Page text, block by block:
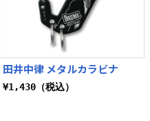
田井中律 メタルカラビナ
¥1,430（税込）